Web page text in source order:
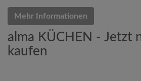
Mehr Informationen
alma KÜCHEN - Jetzt
kaufen